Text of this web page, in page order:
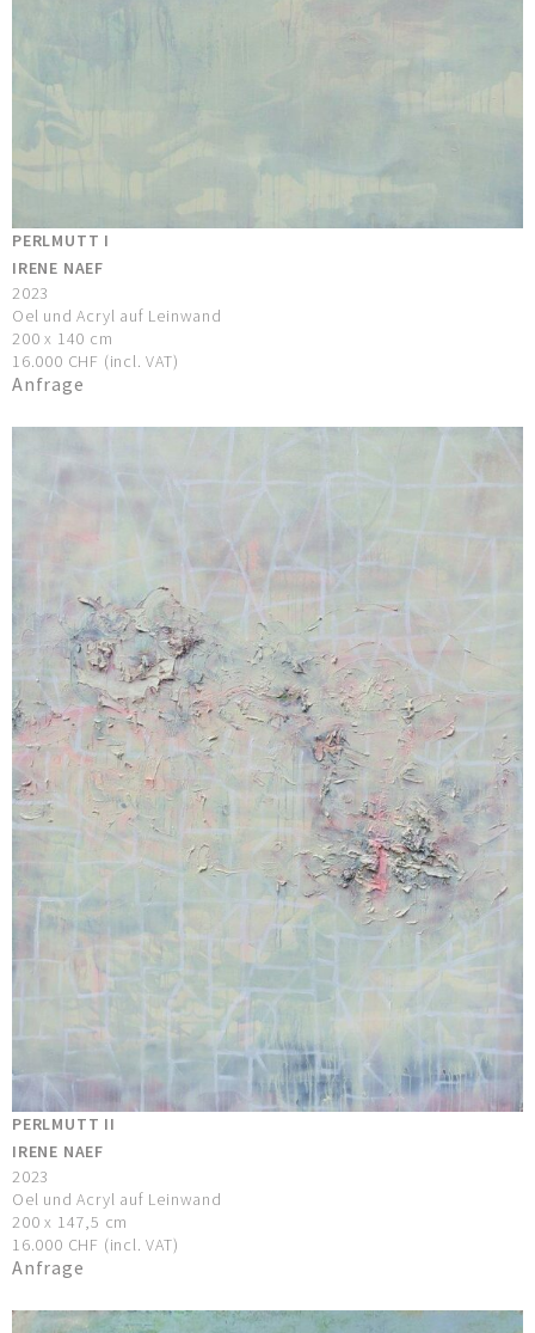
PERLMUTT I
IRENE NAEF
2023
Oel und Acryl auf Leinwand
200 x 140 cm
16.000 CHF (incl. VAT)
Anfrage
PERLMUTT II
IRENE NAEF
2023
Oel und Acryl auf Leinwand
200 x 147,5 cm
16.000 CHF (incl. VAT)
Anfrage